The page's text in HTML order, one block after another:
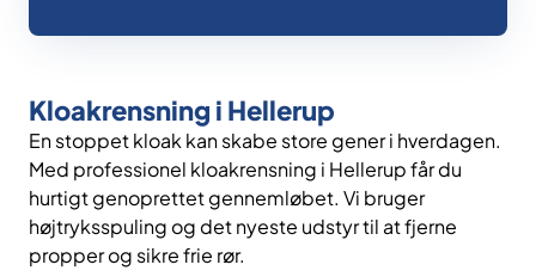
Kloakrensning i Hellerup
En stoppet kloak kan skabe store gener i hverdagen.
Med professionel kloakrensning i Hellerup får du
hurtigt genoprettet gennemløbet. Vi bruger
højtryksspuling og det nyeste udstyr til at fjerne
propper og sikre frie rør.